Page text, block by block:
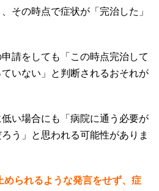
その時点で症状が「完治した」
請をしても「この時点完治して
いない」と判断されるおそれが
い場合にも「病院に通う必要が
う」と思われる可能性がありま
められるような発言をせず、症